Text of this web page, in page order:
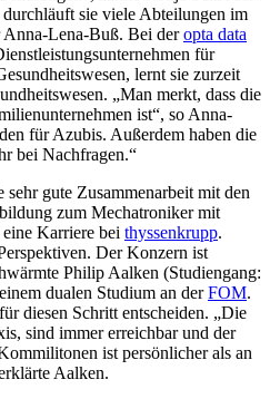
sie viele Abteilungen im
Anna-Lena-Buß. Bei deropta data
für
lernt sie zurzeit
„Man merkt, dass die
ist“, so Anna-
für Azubis. Außerdem haben die
bei Nachfragen.“
gute Zusammenarbeit mit den
zum Mechatroniker mit
Karriere bei thyssenkrupp.
Der Konzern ist
Philip Aalken (Studiengang:
dualen Studium an derFOM.
diesen Schritt entscheiden. „Die
sind immer erreichbar und der
ist persönlicher als an
Aalken.